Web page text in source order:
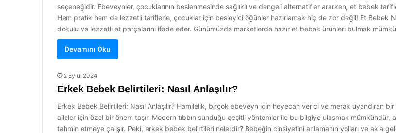
seçeneğidir. Ebeveynler, çocuklarının beslenmesinde sağlıklı ve dengeli alternatifler ararken, et bebek
Hem pratik hem de lezzetli tariflerle, çocuklar için besleyici öğünler hazırlamak hiç de zor değil! Et Bebek
dokulu ve lezzetli et parçalarını ifade eder. Günümüzde marketlerde hazır et bebek ürünleri bulmak
Devamını Oku
2 Eylül 2024
Erkek Bebek Belirtileri: Nasıl Anlaşılır?
Erkek Bebek Belirtileri: Nasıl Anlaşılır? Hamilelik, birçok ebeveyn için heyecan verici ve merak uyandıran
aileler için özel bir önem taşır. Modern tıbbın sunduğu çeşitli yöntemler ile bu bilgiye ulaşmak
tahmin etmeye çalışır. Peki, erkek bebek belirtileri nelerdir? Bebeğin cinsiyetini anlamanın yolları ve akla